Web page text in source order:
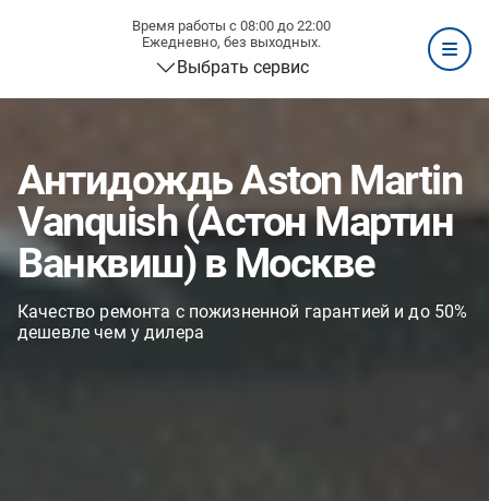
Время работы с 08:00 до 22:00
Ежедневно, без выходных.
Выбрать сервис
Антидождь Aston Martin
Vanquish (Астон Мартин
Ванквиш) в Москве
Качество ремонта с пожизненной гарантией и до 50%
дешевле чем у дилера